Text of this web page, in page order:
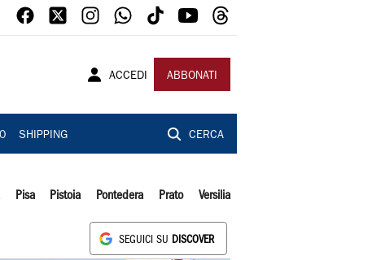
ACCEDI ABBONATI
SHIPPING CERCA
Pisa Pistoia Pontedera Prato Versilia
SEGUICI SU DISCOVER